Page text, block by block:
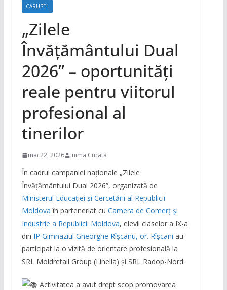
CARUSEL
„Zilele
Învățământului Dual
2026” – oportunități
reale pentru viitorul
profesional al
tinerilor
mai 22, 2026 Inima Curata
În cadrul campaniei naționale „Zilele
Învățământului Dual 2026”, organizată de
Ministerul Educației și Cercetării al Republicii
Moldova în parteneriat cu Camera de Comerț și
Industrie a Republicii Moldova, elevii claselor a IX-a
din IP Gimnaziul Gheorghe Rîșcanu, or. Rîșcani au
participat la o vizită de orientare profesională la
SRL Moldretail Group (Linella) și SRL Radop-Nord.
Activitatea a avut drept scop promovarea